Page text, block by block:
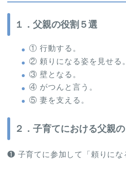
１．父親の役割５選
① 行動する。
② 頼りになる姿を見せる。
③ 壁となる。
④ がつんと言う。
⑤ 妻を支える。
２．子育てにおける父親
❶ 子育てに参加して「頼りにな